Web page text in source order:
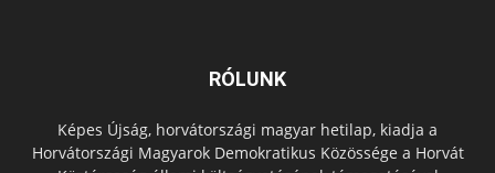
RÓLUNK
Képes Újság, horvátországi magyar hetilap, kiadja a
Horvátországi Magyarok Demokratikus Közössége a Horvát